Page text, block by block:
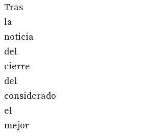
Tras
la
noticia
del
cierre
del
considerado
el
mejor